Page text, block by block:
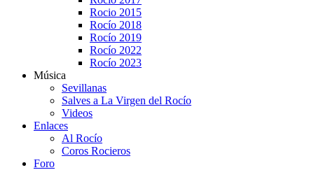
Rocio 2015
Rocío 2018
Rocío 2019
Rocío 2022
Rocío 2023
Música
Sevillanas
Salves a La Virgen del Rocío
Videos
Enlaces
Al Rocío
Coros Rocieros
Foro